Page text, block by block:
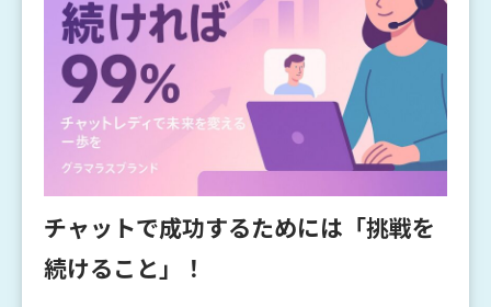
チャットで成功するためには「挑戦を
続けること」！